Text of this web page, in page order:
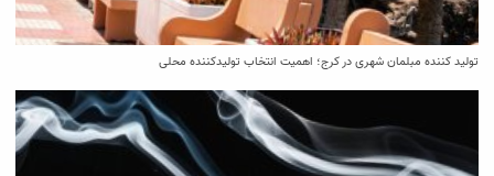
تولید کننده مبلمان شهری در کرج؛ اهمیت انتخاب تولیدکننده محلی